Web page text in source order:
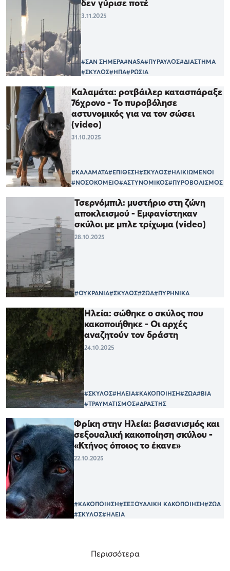
δεν γύρισε ποτέ
3.11.2025
#ΣΑΝ ΣΗΜΕΡΑ#NASA#ΠΥΡΑΥΛΟΣ#ΔΙΑΣΤΗΜΑ
#ΣΚΥΛΟΣ#ΗΠΑ#ΡΩΣΙΑ
Καλαμάτα: ροτβάιλερ κατασπάραξε
76χρονο - Το πυροβόλησε
αστυνομικός για να τον σώσει
(video)
31.10.2025
#ΚΑΛΑΜΑΤΑ#ΕΠΙΘΕΣΗ#ΣΚΥΛΟΣ#ΗΛΙΚΙΩΜΕΝΟΙ
#ΝΟΣΟΚΟΜΕΙΟ#ΑΣΤΥΝΟΜΙΚΟΣ#ΠΥΡΟΒΟΛΙΣΜΟΣ
Τσερνόμπιλ: μυστήριο στη ζώνη
αποκλεισμού - Εμφανίστηκαν
σκύλοι με μπλε τρίχωμα (video)
28.10.2025
#ΟΥΚΡΑΝΙΑ#ΣΚΥΛΟΣ#ΖΩΑ#ΠΥΡΗΝΙΚΑ
Ηλεία: σώθηκε ο σκύλος που
κακοποιήθηκε - Οι αρχές
αναζητούν τον δράστη
24.10.2025
#ΣΚΥΛΟΣ#ΗΛΕΙΑ#ΚΑΚΟΠΟΙΗΣΗ#ΖΩΑ#ΒΙΑ
#ΤΡΑΥΜΑΤΙΣΜΟΣ#ΔΡΑΣΤΗΣ
Φρίκη στην Ηλεία: βασανισμός και
σεξουαλική κακοποίηση σκύλου -
«Κτήνος όποιος το έκανε»
22.10.2025
#ΚΑΚΟΠΟΙΗΣΗ#ΣΕΞΟΥΑΛΙΚΗ ΚΑΚΟΠΟΙΗΣΗ#ΖΩΑ
#ΣΚΥΛΟΣ#ΗΛΕΙΑ
Περισσότερα